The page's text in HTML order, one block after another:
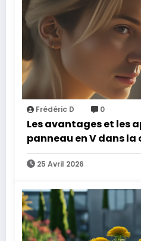
Frédéric D 0
Les avantages et les
panneau en V dans
moderne
25 Avril 2026